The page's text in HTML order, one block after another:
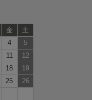
金
土
4
5
11
12
18
19
25
26